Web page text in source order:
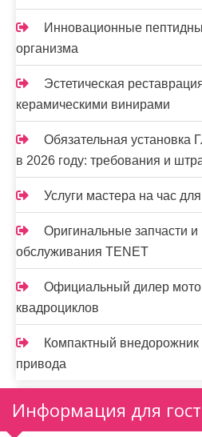
Инновационные
организма
Эстетическая
керамическими винирами
Обязательная
в 2026 году: требования и
Услуги мастера на час
Оригинальные запчасти
обслуживания TENET
Официальный дилер
квадроциклов
Компактный внедорожник
привода
Информация для